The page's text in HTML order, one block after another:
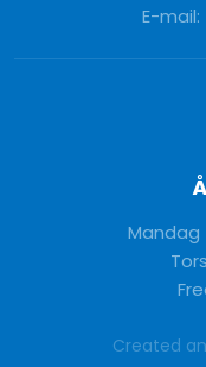
E-mail:
Mandag
Created